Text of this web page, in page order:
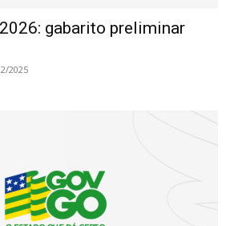
gabarito preliminar
2025